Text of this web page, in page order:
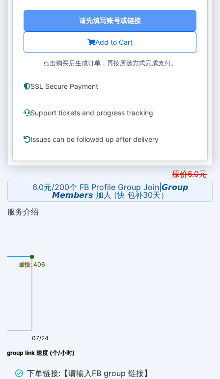
Add to Cart
请先填写账号或链接
点击购买后生成订单，再按所选方式完成支付。
SSL Secure Payment
Support tickets and progress tracking
Issues can be followed up after delivery
原价6.0元
6.0元/200个 FB Profile Group Join|𝙂𝙧𝙤𝙪𝙥
𝙈𝙚𝙢𝙗𝙚𝙧𝙨 加人 (快 包补30天）
服务介绍
group link 速度 (个/小时)
07/24
最慢: 406
最快: 406
下单链接:【请输入FB group 链接】